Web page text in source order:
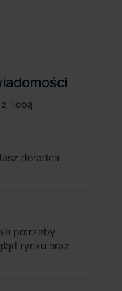
Tobą
doradca
potrzeby.
rynku oraz
tego, na jakim etapie
do nas!
Tobą
doradca
potrzeby.
rynku oraz